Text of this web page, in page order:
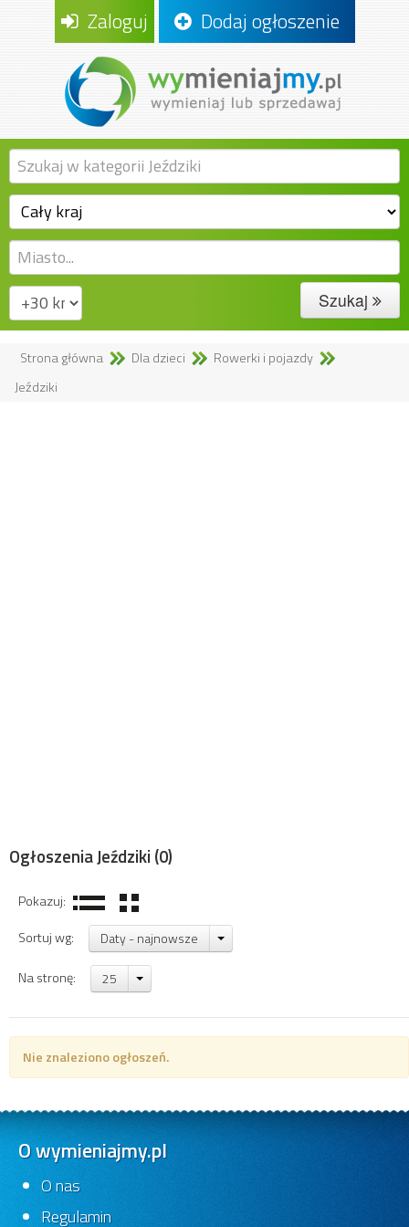
Zaloguj Dodaj ogłoszenie
Szukaj
Strona główna Dla dzieci
Rowerki i pojazdy
Jeździki
Ogłoszenia Jeździki (0)
Pokazuj:
Sortuj wg:
Daty - najnowsze
Na stronę: 25
Nie znaleziono ogłoszeń.
O wymieniajmy.pl
O nas
Regulamin